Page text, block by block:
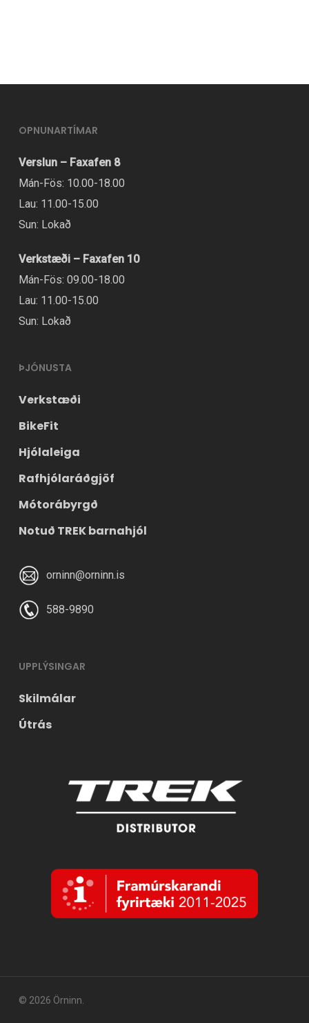
OPNUNARTÍMAR
Verslun – Faxafen 8
Mán-Fös: 10.00-18.00
Lau: 11.00-15.00
Sun: Lokað
Verkstæði – Faxafen 10
Mán-Fös: 09.00-18.00
Lau: 11.00-15.00
Sun: Lokað
ÞJÓNUSTA
Verkstæði
BikeFit
Hjólaleiga
Rafhjólaráðgjöf
Mótorábyrgð
Notuð TREK barnahjól
orninn@orninn.is
588-9890
UPPLÝSINGAR
Skilmálar
Útrás
© 2026 Örninn.